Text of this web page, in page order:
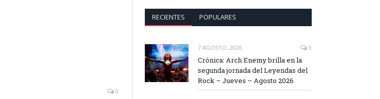
0
RECIENTES POPULARES
7 AGOSTO, 2026 0
Crónica: Arch Enemy brilla en la
segunda jornada del Leyendas del
Rock – Jueves – Agosto 2026